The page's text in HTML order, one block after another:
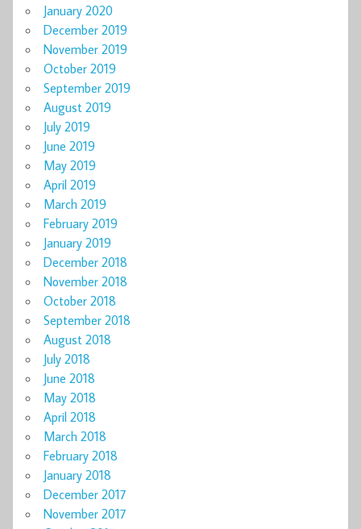
January 2020
December 2019
November 2019
October 2019
September 2019
August 2019
July 2019
June 2019
May 2019
April 2019
March 2019
February 2019
January 2019
December 2018
November 2018
October 2018
September 2018
August 2018
July 2018
June 2018
May 2018
April 2018
March 2018
February 2018
January 2018
December 2017
November 2017